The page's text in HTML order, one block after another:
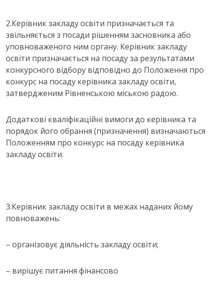
2.Керівник закладу освіти призначається та
звільняється з посади рішенням засновника або
уповноваженого ним органу. Керівник закладу
освіти призначається на посаду за результатами
конкурсного відбору відповідно до Положення про
конкурс на посаду керівника закладу освіти,
затвердженим Рівненською міською радою.
Додаткові кваліфікаційні вимоги до керівника та
порядок його обрання (призначення) визначаються
Положенням про конкурс на посаду керівника
закладу освіти.
3.Керівник закладу освіти в межах наданих йому
повноважень:
– організовує діяльність закладу освіти;
– вирішує питання фінансово